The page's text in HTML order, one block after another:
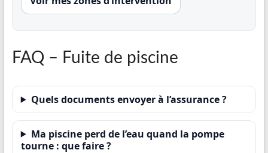
FAQ – Fuite de piscine
Quels documents envoyer à l’assurance ?
Ma piscine perd de l’eau quand la pompe
tourne : que faire ?